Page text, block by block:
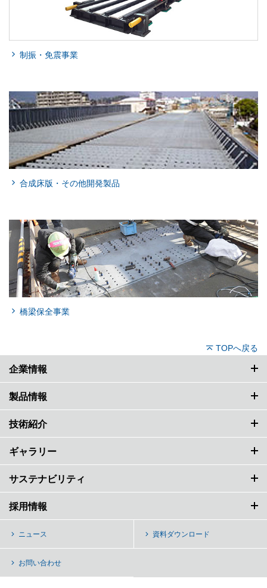
制振・免震事業
合成床版・その他開発製品
橋梁保全事業
TOPへ戻る
企業情報
製品情報
技術紹介
ギャラリー
サステナビリティ
採用情報
ニュース 資料ダウンロード
お問い合わせ